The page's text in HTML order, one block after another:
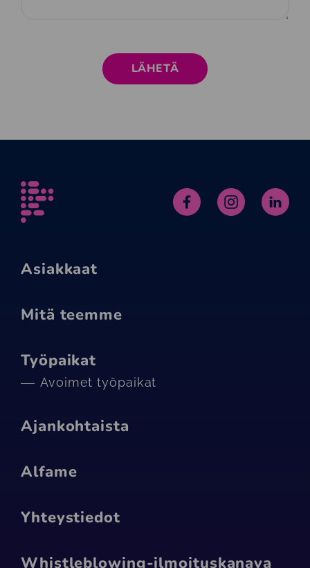
Alfame FacebookInstagram
Asiakkaat
Mitä teemme
Työpaikat
Avoimet työpaikat
Ajankohtaista
Alfame
Yhteystiedot
Whistleblowing-ilmoituskanava